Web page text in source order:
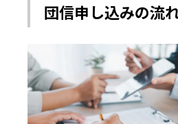
団信申し込みの流